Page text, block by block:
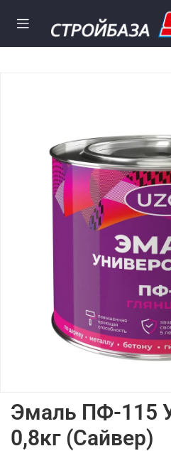
Эмаль ПФ-115
0,8кг (Сайвер)